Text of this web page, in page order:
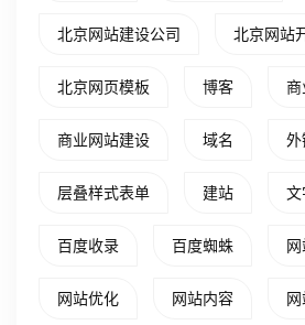
北京网站建设公司 北京网站
北京网页模板 博客 商
商业网站建设 域名 外
层叠样式表单 建站 文
百度收录 百度蜘蛛
网站优化 网站内容